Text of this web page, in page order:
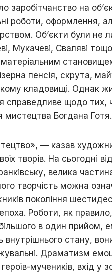
заробітчанство на
роботи, оформлення,
Об’єкти були не
Мукачеві, Сваляві
пенсія, скрута,
кладовищі. Однак
щодо тих,
мистецтва Богдана Готя.
— казав
творів. На сьогодні
велика
творчість можна
покоління
Роботи, як
в один прийом,
внутрішнього стану,
Драматизм
мучеників, вхід у